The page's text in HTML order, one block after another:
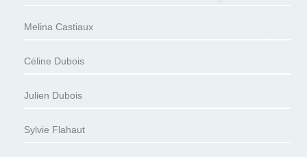
Melina Castiaux
Céline Dubois
Julien Dubois
Sylvie Flahaut